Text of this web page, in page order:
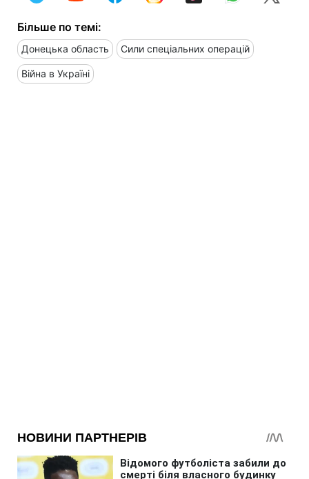
Більше по темі:
Донецька область Сили спеціальних операцій
Війна в Україні